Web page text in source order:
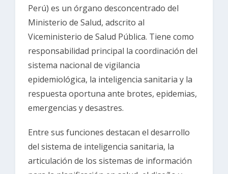
Perú) es un órgano desconcentrado del
Ministerio de Salud, adscrito al
Viceministerio de Salud Pública. Tiene como
responsabilidad principal la coordinación del
sistema nacional de vigilancia
epidemiológica, la inteligencia sanitaria y la
respuesta oportuna ante brotes, epidemias,
emergencias y desastres.
Entre sus funciones destacan el desarrollo
del sistema de inteligencia sanitaria, la
articulación de los sistemas de información